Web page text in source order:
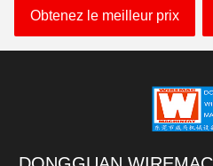
480V double
Obtenez le meilleur prix